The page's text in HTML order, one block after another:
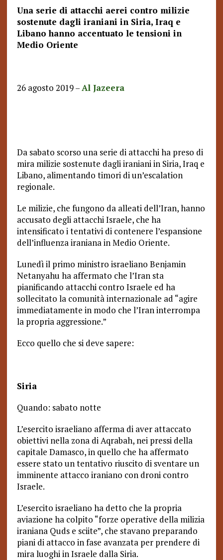
Una serie di attacchi aerei contro milizie
sostenute dagli iraniani in Siria, Iraq e
Libano hanno accentuato le tensioni in
Medio Oriente
26 agosto 2019 –Al Jazeera
Da sabato scorso una serie di attacchi ha preso di
mira milizie sostenute dagli iraniani in Siria, Iraq e
Libano, alimentando timori di un’escalation
regionale.
Le milizie, che fungono da alleati dell’Iran, hanno
accusato degli attacchi Israele, che ha
intensificato i tentativi di contenere l’espansione
dell’influenza iraniana in Medio Oriente.
Lunedì il primo ministro israeliano Benjamin
Netanyahu ha affermato che l’Iran sta
pianificando attacchi contro Israele ed ha
sollecitato la comunità internazionale ad “agire
immediatamente in modo che l’Iran interrompa
la propria aggressione.”
Ecco quello che si deve sapere:
Siria
Quando: sabato notte
L’esercito israeliano afferma di aver attaccato
obiettivi nella zona di Aqrabah, nei pressi della
capitale Damasco, in quello che ha affermato
essere stato un tentativo riuscito di sventare un
imminente attacco iraniano con droni contro
Israele.
L’esercito israeliano ha detto che la propria
aviazione ha colpito “forze operative della milizia
iraniana Quds e sciite”, che stavano preparando
piani di attacco in fase avanzata per prendere di
mira luoghi in Israele dalla Siria.